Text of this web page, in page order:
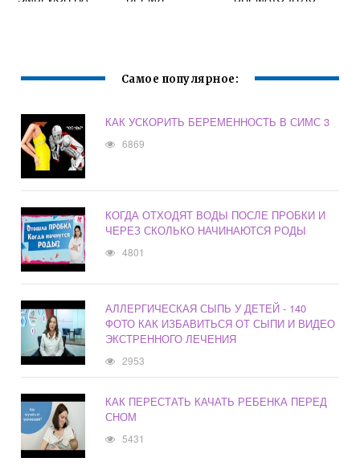
Самое популярное:
КАК УСКОРИТЬ БЕРЕМЕННОСТЬ В СИМС 3
6869
КОГДА ОТХОДЯТ ВОДЫ ПОСЛЕ ПРОБКИ И
ЧЕРЕЗ СКОЛЬКО НАЧИНАЮТСЯ РОДЫ
4801
АЛЛЕРГИЧЕСКАЯ СЫПЬ У ДЕТЕЙ - 140
ФОТО КАК ИЗБАВИТЬСЯ ОТ СЫПИ И ВИДЕО
ЭКСТРЕННОГО ЛЕЧЕНИЯ
2953
КАК ПЕРЕСТАТЬ КАЧАТЬ РЕБЕНКА ПЕРЕД
СНОМ
5431